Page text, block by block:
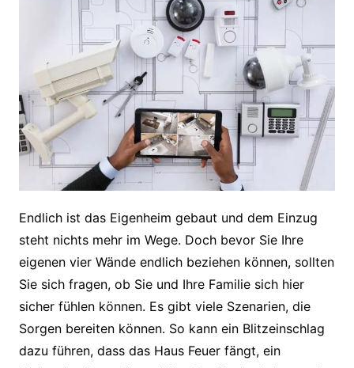
Endlich ist das Eigenheim gebaut und dem Einzug
steht nichts mehr im Wege. Doch bevor Sie Ihre
eigenen vier Wände endlich beziehen können, sollten
Sie sich fragen, ob Sie und Ihre Familie sich hier
sicher fühlen können. Es gibt viele Szenarien, die
Sorgen bereiten können. So kann ein Blitzeinschlag
dazu führen, dass das Haus Feuer fängt, ein